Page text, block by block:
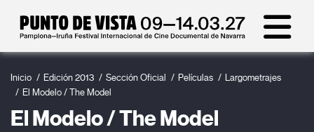
Inicio Edición 2013 Sección Oficial Películas
Largometrajes
El Modelo / The Model
El Modelo / The Model